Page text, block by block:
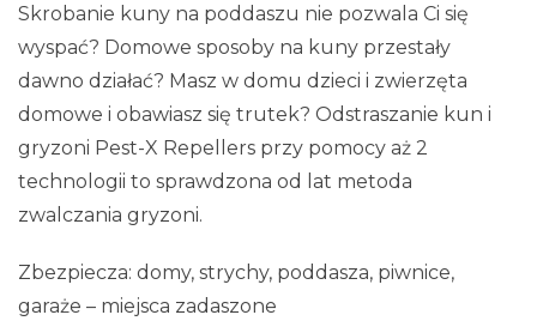
Skrobanie kuny na poddaszu nie pozwala Ci się
wyspać? Domowe sposoby na kuny przestały
dawno działać? Masz w domu dzieci i zwierzęta
domowe i obawiasz się trutek? Odstraszanie kun i
gryzoni Pest-X Repellers przy pomocy aż 2
technologii to sprawdzona od lat metoda
zwalczania gryzoni.
Zbezpiecza: domy, strychy, poddasza, piwnice,
garaże – miejsca zadaszone